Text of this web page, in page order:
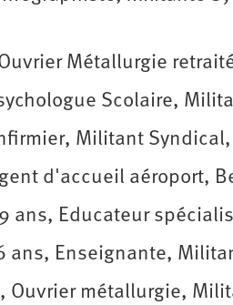
Métallurgie
Scolaire,
Militant Syndical,
d'accueil aéroport,
ans, Educateur
Enseignante,
Ouvrier métallurgie,